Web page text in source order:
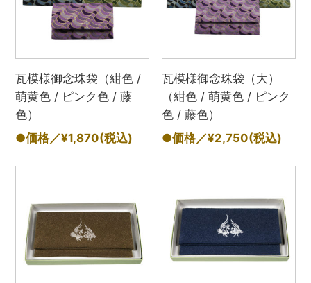
瓦模様御念珠袋（紺色 /
萌黄色 / ピンク色 / 藤
色）
●価格／¥1,870(税込)
瓦模様御念珠袋（大）
（紺色 / 萌黄色 / ピンク
色 / 藤色）
●価格／¥2,750(税込)